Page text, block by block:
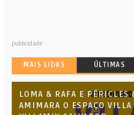
publicidade
MAIS LIDAS ÚLTIMAS
LOMA & RAFA E PÉRICLES
AMIMARA O ESPAÇO